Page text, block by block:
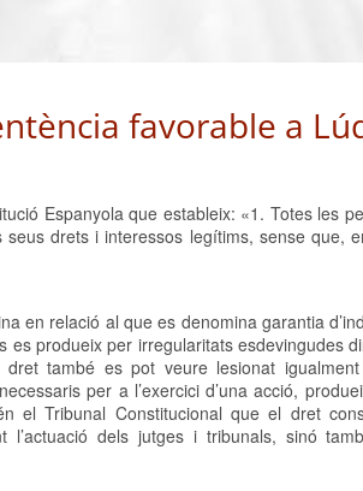
favorable a
Espanyola que estableix: «1. Totes les
drets i interessos legítims, sense que,
en relació al que es denomina garantia
es produeix per irregularitats esdevingudes
dret també es pot veure lesionat
per a l’exercici d’una acció,
el Tribunal Constitucional que el dret
l’actuació dels jutges i tribunals, sinó